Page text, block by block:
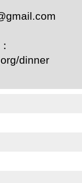
dinner